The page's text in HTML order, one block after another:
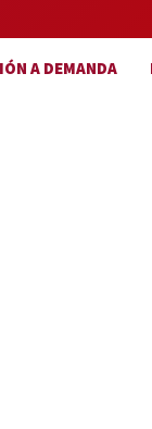
A DEMANDA